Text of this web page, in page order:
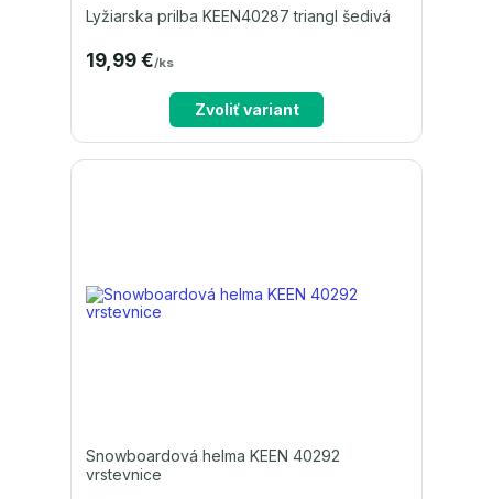
Lyžiarska prilba KEEN40287 triangl šedivá
19,99 €/ks
Zvoliť variant
Snowboardová helma KEEN 40292
vrstevnice